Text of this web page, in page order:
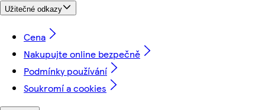
Užitečné odkazy
Cena
Nakupujte online bezpečně
Podmínky používání
Soukromí a cookies